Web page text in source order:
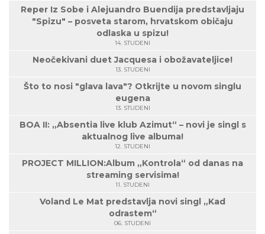
Reper Iz Sobe i Alejuandro Buendija predstavljaju
"Spizu" – posveta starom, hrvatskom običaju
odlaska u spizu!
14. STUDENI
Neočekivani duet Jacquesa i obožavateljice!
13. STUDENI
Što to nosi "glava lava"? Otkrijte u novom singlu
eugena
13. STUDENI
BOA II: „Absentia live klub Azimut“ – novi je singl s
aktualnog live albuma!
12. STUDENI
PROJECT MILLION:Album „Kontrola“ od danas na
streaming servisima!
11. STUDENI
Voland Le Mat predstavlja novi singl „Kad
odrastem“
06. STUDENI